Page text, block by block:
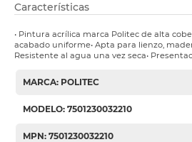
Características
• Pintura acrílica marca Politec de alta
acabado uniforme• Apta para lienzo,
Resistente al agua una vez seca•
MARCA: POLITEC
MODELO: 7501230032210
MPN: 7501230032210